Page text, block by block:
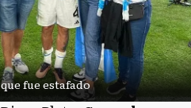
fue estafado